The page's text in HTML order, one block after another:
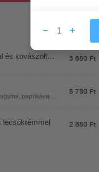
és kovászolt
3 650 Ft
paprikával és
5 750 Ft
lecsókrémmel 2 850 Ft
1